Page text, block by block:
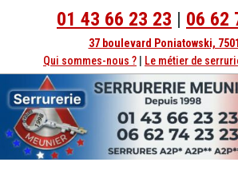
01 43 66 23 23 | 06 62
37 boulevard Poniatowski,
Qui sommes-nous ?
Le métier de